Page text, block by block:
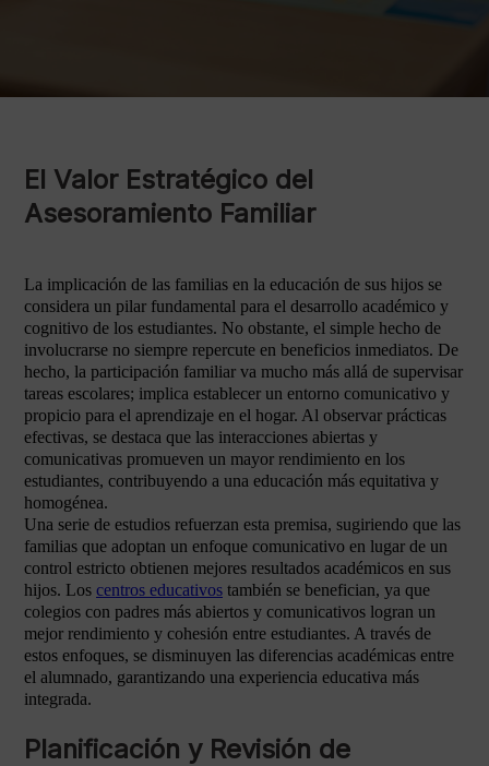
El Valor Estratégico del
Asesoramiento Familiar
La implicación de las familias en la educación de sus hijos se
considera un pilar fundamental para el desarrollo académico y
cognitivo de los estudiantes. No obstante, el simple hecho de
involucrarse no siempre repercute en beneficios inmediatos. De
hecho, la participación familiar va mucho más allá de supervisar
tareas escolares; implica establecer un entorno comunicativo y
propicio para el aprendizaje en el hogar. Al observar prácticas
efectivas, se destaca que las interacciones abiertas y
comunicativas promueven un mayor rendimiento en los
estudiantes, contribuyendo a una educación más equitativa y
homogénea.
Una serie de estudios refuerzan esta premisa, sugiriendo que las
familias que adoptan un enfoque comunicativo en lugar de un
control estricto obtienen mejores resultados académicos en sus
hijos. Los centros educativos también se benefician, ya que
colegios con padres más abiertos y comunicativos logran un
mejor rendimiento y cohesión entre estudiantes. A través de
estos enfoques, se disminuyen las diferencias académicas entre
el alumnado, garantizando una experiencia educativa más
integrada.
Planificación y Revisión de